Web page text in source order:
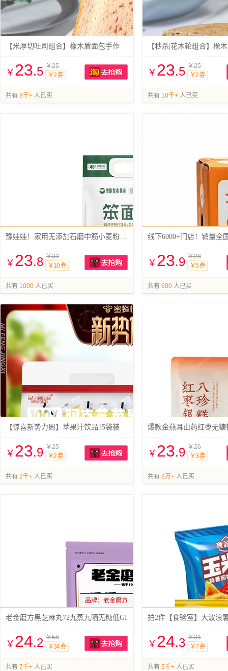
【米厚切吐司组合】橡木盾面包手作
￥ 23.5 ￥25
￥2 券
共有 8千+ 人已买
【秒杀|花木轮组合】橡
￥ 23.5 ￥25
￥2 券
共有 10千+ 人已买
豫娃娃！家用无添加石磨中筋小麦粉2.5kg
￥ 23.8 ￥33
￥10 券
共有 1000 人已买
￥ 23.9 ￥28
￥5 券
共有 600 人已买
【惊喜新势力周】苹果汁饮品15袋装
￥ 23.9 ￥25
￥2 券
共有 2千+ 人已买
￥ 23.9 ￥26
￥3 券
共有 8万+ 人已买
老金磨方黑芝麻丸72九蒸九晒无糖低GI
品牌： 老金磨方
￥ 24.2 ￥58
￥34 券
共有 7千+ 人已买
拍2件【食验室】大波浪
￥ 24.3 ￥31
￥7 券
共有 5千+ 人已买